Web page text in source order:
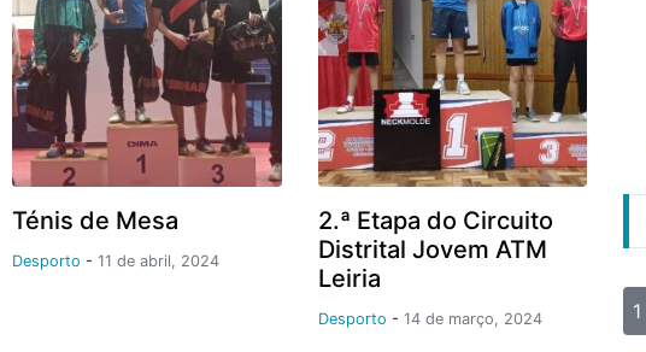
Ténis de Mesa
Desporto -11 de abril, 2024
2.ª Etapa do Circuito
Distrital Jovem ATM
Leiria
Desporto - 14 de março, 2024 1